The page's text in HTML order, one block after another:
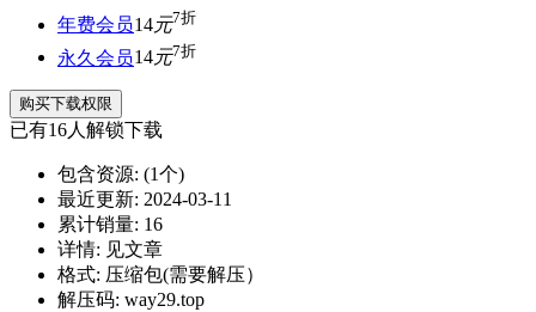
年费会员14元7折
永久会员14元7折
购买下载权限
已有16人解锁下载
包含资源: (1个)
最近更新: 2024-03-11
累计销量: 16
详情: 见文章
格式: 压缩包(需要解压）
解压码: way29.top